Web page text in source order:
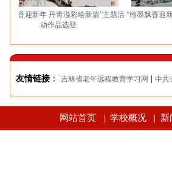
迎新年 丹青溢彩绘新篇”主题活
动作品选登
“翰墨飘香迎新年
动
友情链接 ： 吉林省老年远程教育学习网 中共
网站首页 学校概况 新